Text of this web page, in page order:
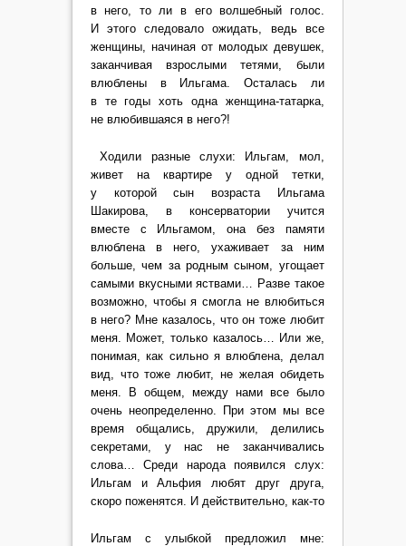
в него, то ли в его волшебный голос.
И этого следовало ожидать, ведь все
женщины, начиная от молодых девушек,
заканчивая взрослыми тетями, были
влюблены в Ильгама. Осталась ли
в те годы хоть одна женщина-татарка,
не влюбившаяся в него?!
Ходили разные слухи: Ильгам, мол,
живет на квартире у одной тетки,
у которой сын возраста Ильгама
Шакирова, в консерватории учится
вместе с Ильгамом, она без памяти
влюблена в него, ухаживает за ним
больше, чем за родным сыном, угощает
самыми вкусными яствами… Разве такое
возможно, чтобы я смогла не влюбиться
в него? Мне казалось, что он тоже любит
меня. Может, только казалось… Или же,
понимая, как сильно я влюблена, делал
вид, что тоже любит, не желая обидеть
меня. В общем, между нами все было
очень неопределенно. При этом мы все
время общались, дружили, делились
секретами, у нас не заканчивались
слова… Среди народа появился слух:
Ильгам и Альфия любят друг друга,
скоро поженятся. И действительно, как-то
Ильгам с улыбкой предложил мне: